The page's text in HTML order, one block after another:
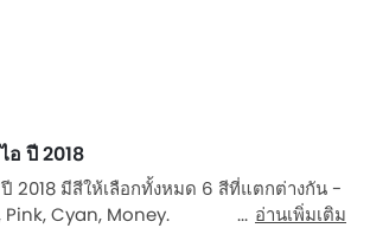
ปี 2018
2018 มีสีให้เลือกทั้งหมด 6 สีที่แตกต่างกัน -
Pink, Cyan, Money.
อ่านเพิ่มเติม